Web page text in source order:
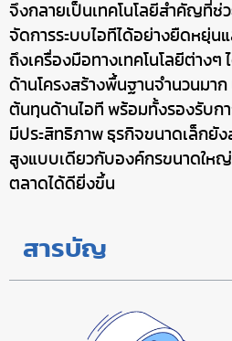
จึงกลายเป็นเทคโนโลยีสำคัญที่ช่
จัดการระบบไอทีได้อย่างยืดหยุ่น
ถึงเครื่องมือทางเทคโนโลยีต่างๆ
ด้านโครงสร้างพื้นฐานจำนวนมา
ต้นทุนด้านไอที พร้อมทั้งรองรับก
มีประสิทธิภาพ ธุรกิจขนาดเล็กยัง
สูงแบบเดียวกับองค์กรขนาดใหญ่
ตลาดได้ดียิ่งขึ้น
สารบัญ